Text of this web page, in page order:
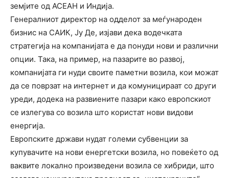
земјите од АСЕАН и Индија.
Генералниот директор на одделот за меѓународен
бизнис на САИК, Ју Де, изјави дека водечката
стратегија на компанијата е да понуди нови и различни
опции. Така, на пример, на пазарите во развој,
компанијата ги нуди своите паметни возила, кои можат
да се поврзат на интернет и да комуницираат со други
уреди, додека на развиените пазари како европскиот
се излегува со возила што користат нови видови
енергија.
Европските држави нудат големи субвенции за
купувачите на нови енергетски возила, но повеќето од
ваквите локално произведени возила се хибриди, што